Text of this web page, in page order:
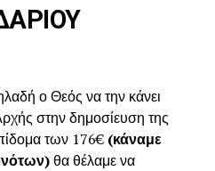
ο Θεός να την κάνει
στην δημοσίευση της
των 176€ (κάναμε
θα θέλαμε να